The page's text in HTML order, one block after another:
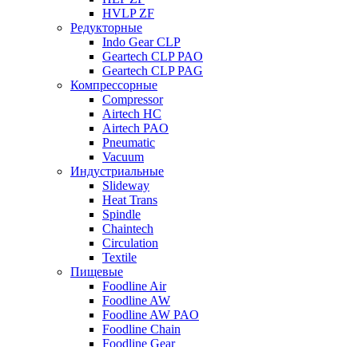
HVLP ZF
Редукторные
Indo Gear CLP
Geartech CLP PAO
Geartech CLP PAG
Компрессорные
Compressor
Airtech HC
Airtech PAO
Pneumatic
Vacuum
Индустриальные
Slideway
Heat Trans
Spindle
Chaintech
Circulation
Textile
Пищевые
Foodline Air
Foodline AW
Foodline AW PAO
Foodline Chain
Foodline Gear